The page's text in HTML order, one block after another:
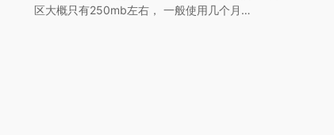
区大概只有250mb左右， 一般使用几个月…